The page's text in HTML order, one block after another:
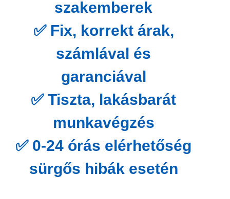
szakemberek
✅ Fix, korrekt árak,
számlával és
garanciával
✅ Tiszta, lakásbarát
munkavégzés
✅ 0-24 órás elérhetőség
sürgős hibák esetén